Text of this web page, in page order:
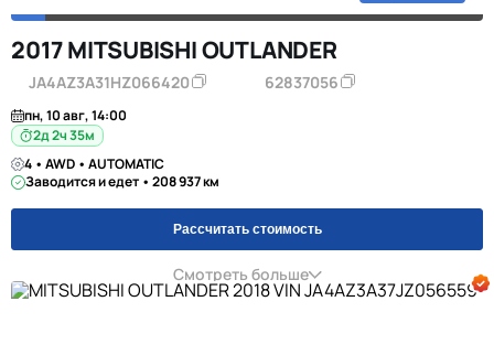
2017 MITSUBISHI OUTLANDER
JA4AZ3A31HZ066420 62837056
пн, 10 авг, 14:00
2д 2ч 35м
4 • AWD • AUTOMATIC
Заводится и едет • 208 937 км
Рассчитать стоимость
Смотреть больше